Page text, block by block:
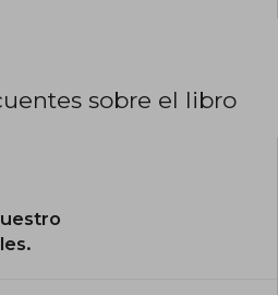
sobre el libro